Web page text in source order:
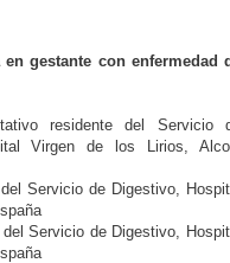
gestante con enfermedad
residente del Servicio
Virgen de los Lirios,
Servicio de Digestivo,
Servicio de Digestivo,